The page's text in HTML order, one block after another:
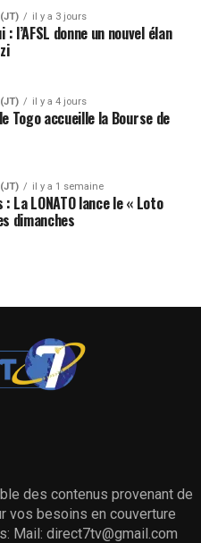
il y a 3 jours
l’AFSL donne un nouvel élan
il y a 4 jours
Togo accueille la Bourse de
il y a 1 semaine
La LONATO lance le « Loto
dimanches
des contenus provenant de
vos besoins en couverture
Mail: direct7tv@gmail.com